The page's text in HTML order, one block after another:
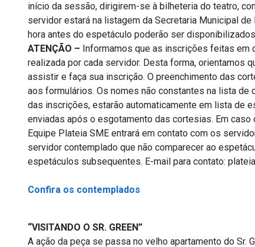
início da sessão, dirigirem-se à bilheteria do teatro,
servidor estará na listagem da Secretaria Municipal
hora antes do espetáculo poderão ser
ATENÇÃO – Informamos que as inscrições feitas em
realizada por cada servidor. Desta forma, orientamos
assistir e faça sua inscrição. O preenchimento das
aos formulários. Os nomes não constantes na lista de
das inscrições, estarão automaticamente em lista de
enviadas após o esgotamento das cortesias. Em
Equipe Plateia SME entrará em contato com os
servidor contemplado que não comparecer ao
espetáculos subsequentes. E-mail para contato:
Confira os contemplados
“VISITANDO O SR. GREEN”
A ação da peça se passa no velho apartamento do Sr.